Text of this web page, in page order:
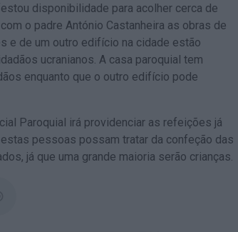
disponibilidade para acolher cerca de
o padre António Castanheira as obras de
e de um outro edifício na cidade estão
ucranianos. A casa paroquial tem
enquanto que o outro edifício pode
Paroquial irá providenciar as refeições já
pessoas possam tratar da confeção das
já que uma grande maioria serão crianças.